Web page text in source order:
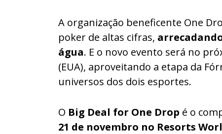
A organização beneficente One
poker de altas cifras,
água. E o novo evento será no
(EUA), aproveitando a etapa da
universos dos dois esportes.
O Big Deal for One Drop é o
21 de novembro no Resorts